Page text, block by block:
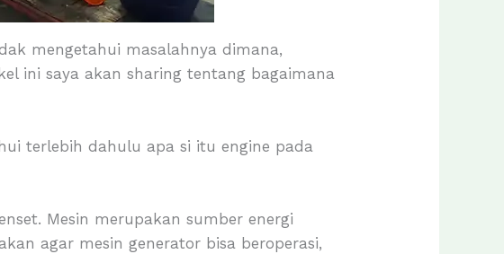
mengetahui masalahnya dimana,
ini saya akan sharing tentang bagaimana
terlebih dahulu apa si itu engine pada
Mesin merupakan sumber energi
agar mesin generator bisa beroperasi,